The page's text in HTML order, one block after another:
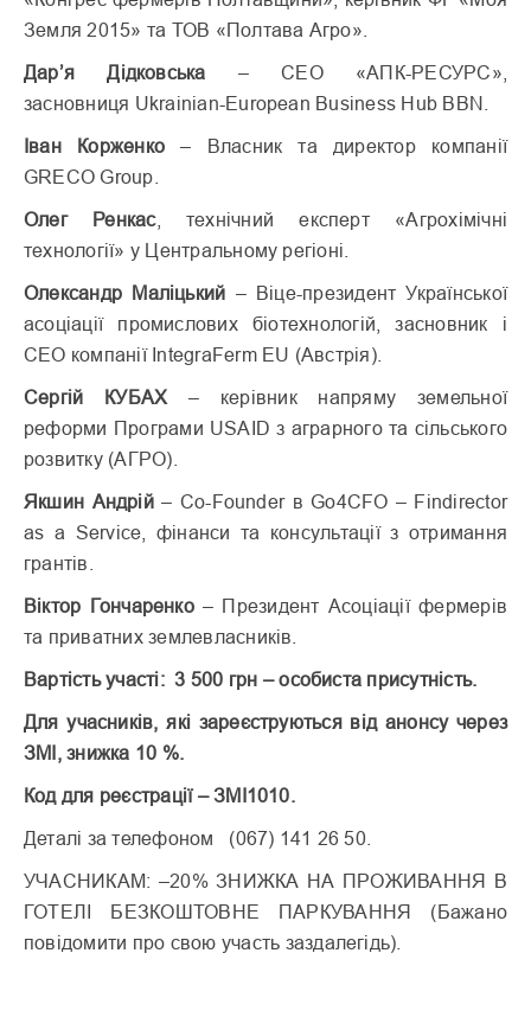
Земля 2015» та ТОВ «Полтава Агро».
Дар’я Дідковська – СЕО «АПК-РЕСУРС»,
засновниця Ukrainian-European Business Hub BBN.
Іван Корженко – Власник та директор компанії
GRECO Group.
Олег Ренкас, технічний експерт «Агрохімічні
технології» у Центральному регіоні.
Олександр Маліцький – Віце-президент Української
асоціації промислових біотехнологій, засновник і
CEO компанії IntegraFerm EU (Австрія).
Сергій КУБАХ – керівник напряму земельної
реформи Програми USAID з аграрного та сільського
розвитку (АГРО).
Якшин Андрій– Co-Founder в Go4CFO – Findirector
as a Service, фінанси та консультації з отримання
грантів.
Віктор Гончаренко– Президент Асоціації фермерів
та приватних землевласників.
Вартість участі: 3 500 грн –особиста присутність.
Для учасників, які зареєструються від анонсу через
ЗМІ, знижка 10 %.
Код для реєстрації – ЗМІ1010.
Деталі за телефоном
(067) 141 26 50.
УЧАСНИКАМ: –20%ЗНИЖКА НА ПРОЖИВАННЯ В
ГОТЕЛІ БЕЗКОШТОВНЕ ПАРКУВАННЯ (Бажано
повідомити про свою участь заздалегідь).